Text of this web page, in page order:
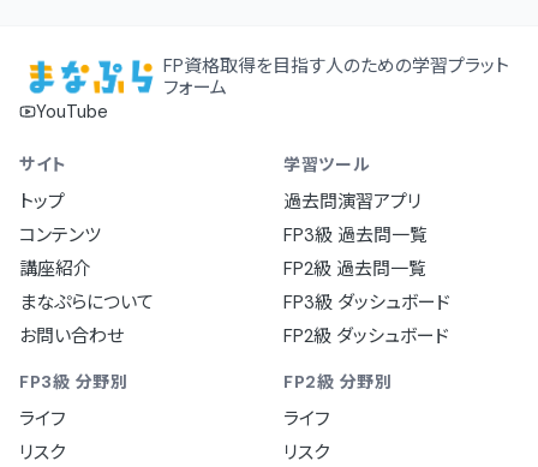
FP資格取得を目指す人のための学習プラット
フォーム
YouTube
サイト
トップ
コンテンツ
講座紹介
まなぷらについて
お問い合わせ
学習ツール
過去問演習アプリ
FP3級 過去問一覧
FP2級 過去問一覧
FP3級 ダッシュボード
FP2級 ダッシュボード
FP3級 分野別
ライフ
リスク
FP2級 分野別
ライフ
リスク